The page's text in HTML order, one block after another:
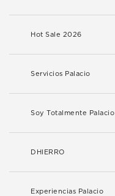
Hot Sale 2026
Servicios Palacio
Soy Totalmente Palacio
DHIERRO
Experiencias Palacio